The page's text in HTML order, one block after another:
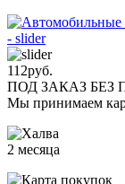
112руб.
ПОД ЗАКАЗ БЕЗ
Мы принимаем
2 месяца